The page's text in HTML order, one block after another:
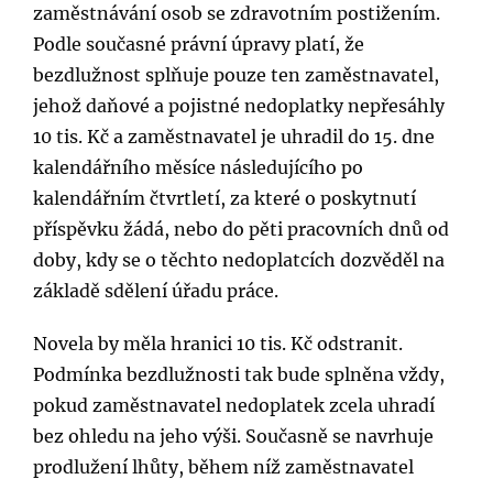
zaměstnávání osob se zdravotním postižením.
Podle současné právní úpravy platí, že
bezdlužnost splňuje pouze ten zaměstnavatel,
jehož daňové a pojistné nedoplatky nepřesáhly
10 tis. Kč a zaměstnavatel je uhradil do 15. dne
kalendářního měsíce následujícího po
kalendářním čtvrtletí, za které o poskytnutí
příspěvku žádá, nebo do pěti pracovních dnů od
doby, kdy se o těchto nedoplatcích dozvěděl na
základě sdělení úřadu práce.
Novela by měla hranici 10 tis. Kč odstranit.
Podmínka bezdlužnosti tak bude splněna vždy,
pokud zaměstnavatel nedoplatek zcela uhradí
bez ohledu na jeho výši. Současně se navrhuje
prodlužení lhůty, během níž zaměstnavatel